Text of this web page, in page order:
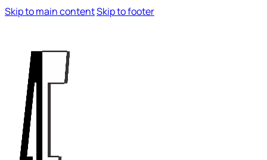
Skip to main contentSkip to footer